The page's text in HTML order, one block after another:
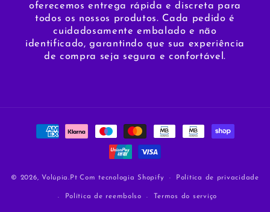
oferecemos entrega rápida e discreta para
todos os nossos produtos. Cada pedido é
cuidadosamente embalado e não
identificado, garantindo que sua experiência
de compra seja segura e confortável.
Métodos
© 2026,Volúpia.Pt Com tecnologia Shopify Política de privacidade
Política de reembolso Termos do serviço